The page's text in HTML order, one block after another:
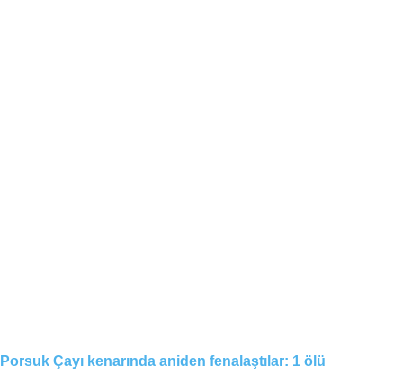
Porsuk Çayı kenarında aniden fenalaştılar: 1 ölü